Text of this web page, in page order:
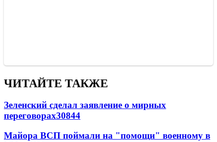
ЧИТАЙТЕ ТАКЖЕ
Зеленский сделал заявление о мирных
переговорах30844
Майора ВСП поймали на "помощи" военному в